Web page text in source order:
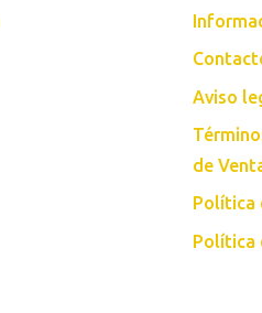
Aviso
de
Política
Política